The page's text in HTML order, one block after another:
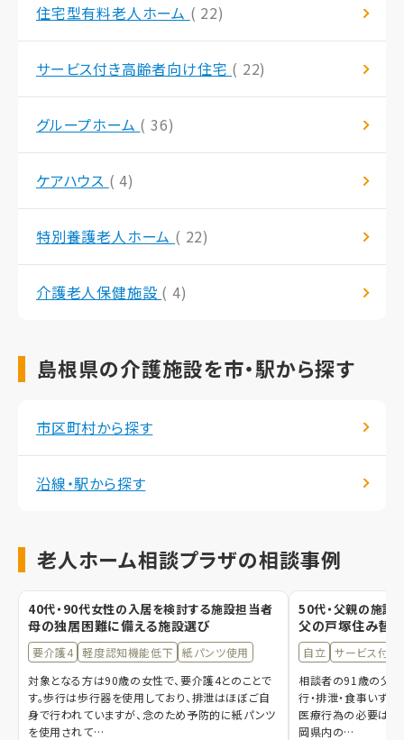
住宅型有料老人ホーム ( 22)
サービス付き高齢者向け住宅 ( 22)
グループホーム ( 36)
ケアハウス ( 4)
特別養護老人ホーム ( 22)
介護老人保健施設 ( 4)
島根県の介護施設を市・駅から探す
市区町村から探す
沿線・駅から探す
老人ホーム相談プラザの相談事例
40代・90代女性の入居を検討する施設担当者
母の独居困難に備える施設選び
要介護4 軽度認知機能低下
紙パンツ使用
対象となる方は90歳の女性で、要介護4とのことで
す。歩行は歩行器を使用しており、排泄はほぼご自
身で行われていますが、念のため予防的に紙パンツ
を使用されて…
50代・父親の施設
父の戸塚住み替
自立
サービス付
相談者の91歳の父親
行・排泄・食事いず
医療行為の必要はな
岡県内の…